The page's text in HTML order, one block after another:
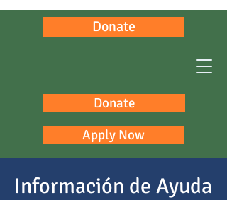
Donate
Donate
Apply Now
Información de Ayuda